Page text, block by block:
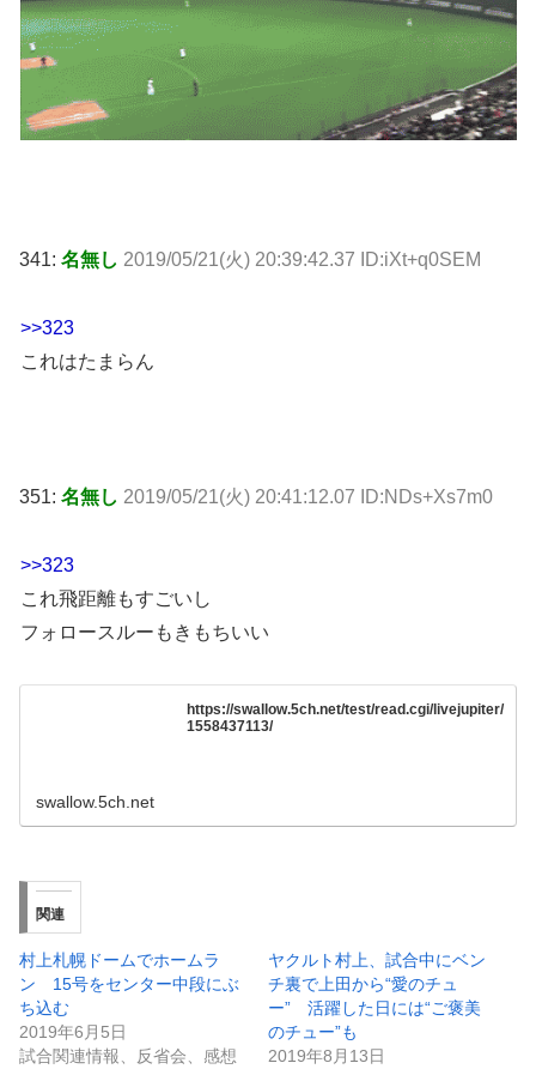
341: 名無し 2019/05/21(火) 20:39:42.37 ID:iXt+q0SEM
>>323
これはたまらん
351: 名無し 2019/05/21(火) 20:41:12.07 ID:NDs+Xs7m0
>>323
これ飛距離もすごいし
フォロースルーもきもちいい
https://swallow.5ch.net/test/read.cgi/livejupiter/
1558437113/
swallow.5ch.net
関連
村上札幌ドームでホームラ
ン 15号をセンター中段にぶ
ち込む
2019年6月5日
試合関連情報、反省会、感想
ヤクルト村上、試合中にベン
チ裏で上田から“愛のチュ
ー” 活躍した日には“ご褒美
のチュー”も
2019年8月13日